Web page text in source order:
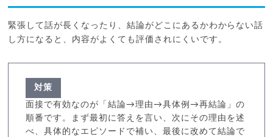
緊張して話が長くなったり、結論がどこにあるかわからない話
し方になると、内容がよくても評価されにくいです。
対策
面接で有効なのが「結論→理由→具体例→再結論」の
順番です。まず最初に答えを言い、次にその理由を述
べ、具体的なエピソードで補い、最後に改めて結論で